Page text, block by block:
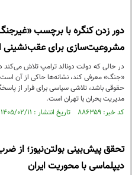
دور زدن کنگره با برچسب
مشروعیت‌سازی برای عقب‌نشینی از
در حالی که دولت دونالد ترامپ تلاش می‌کند
«جنگ» معرفی کند، نشانه‌ها حاکی از آن
حقوقی باشد، تلاشی سیاسی برای فرار از
مدیریت بحران با تهران است.
کد خبر: ۸۸۶۳۵۹ تاریخ انتشار : ۱۴۰۵/۰۲/۱۱
تحقق پیش‌بینی بولتن‌نیوز؛ از
دیپلماسی با محوریت ایران